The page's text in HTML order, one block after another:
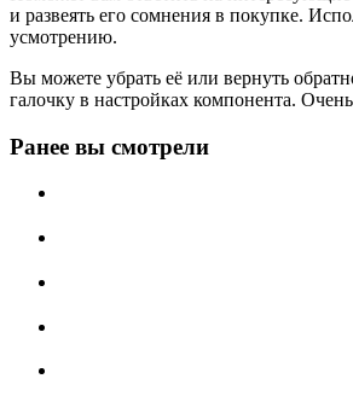
и развеять его сомнения в покупке.
усмотрению.
Вы можете убрать её или вернуть
галочку в настройках компонента.
Ранее вы смотрели